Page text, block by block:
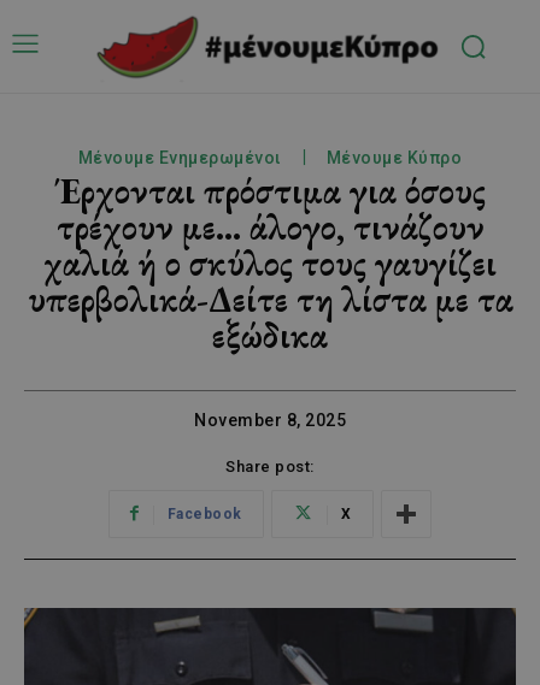
Μένουμε Ενημερωμένοι Μένουμε Κύπρο
Έρχονται πρόστιμα για όσους
τρέχουν με… άλογο, τινάζουν
χαλιά ή ο σκύλος τους γαυγίζει
υπερβολικά-Δείτε τη λίστα με τα
εξώδικα
November 8, 2025
Share post:
Facebook X